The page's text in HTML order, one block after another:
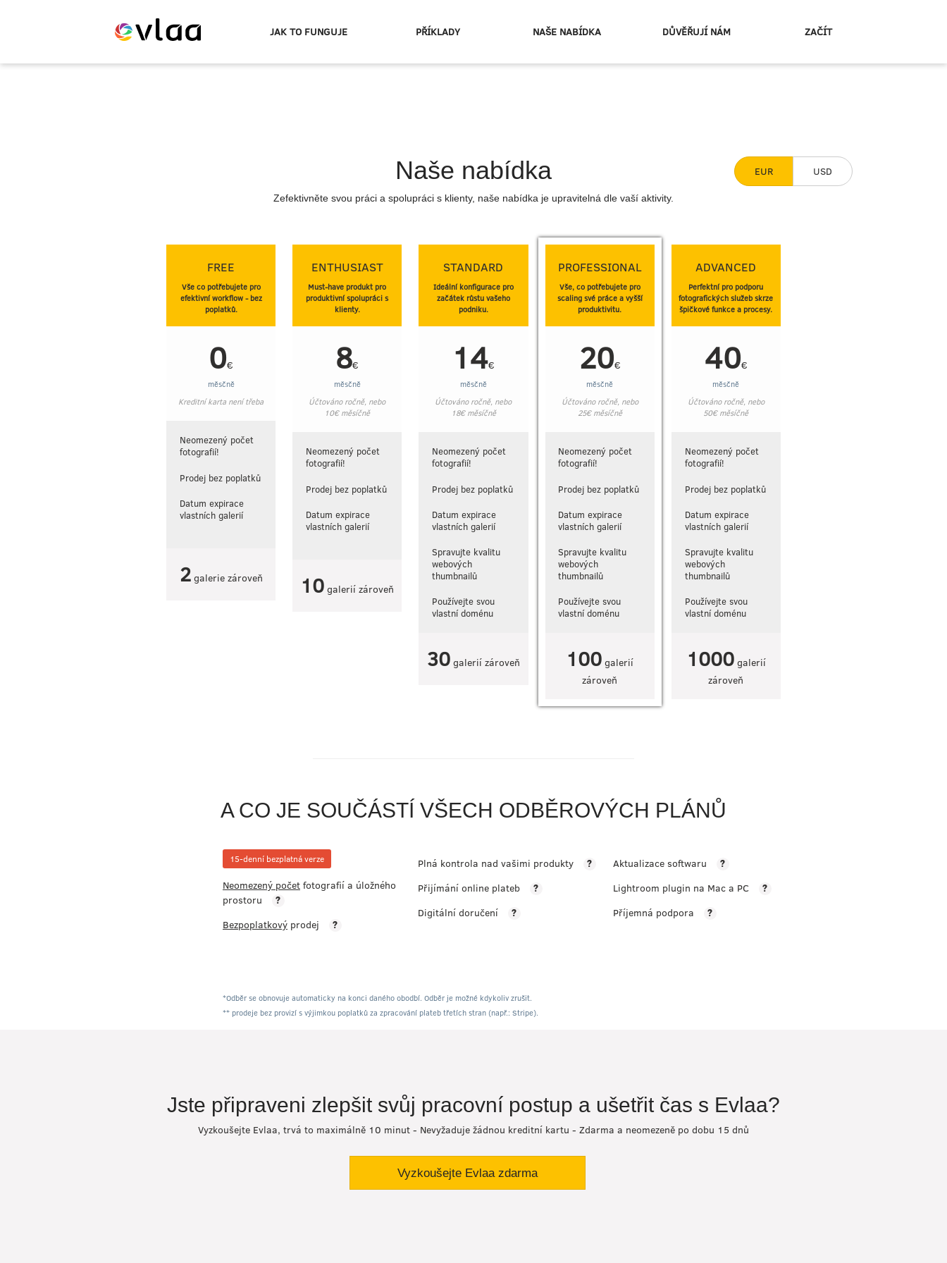
logo
JAK TO FUNGUJE PŘÍKLADY NAŠE NABÍDKA DŮVĚŘUJÍ NÁM ZAČÍT
Naše nabídka
Zefektivněte svou práci a spolupráci s klienty, naše nabídka je upravitelná dle vaší aktivity.
EUR USD
FREE
Vše co potřebujete pro
efektivní workflow - bez
poplatků.
0€
měsčně
Kreditní karta není třeba
Neomezený počet
fotografií!
Prodej bez poplatků
Datum expirace
vlastních galerií
2galerie zároveň
ENTHUSIAST
Must-have produkt pro
produktivní spolupráci s
klienty.
8€
měsčně
Účtováno ročně, nebo
10€měsíčně
Neomezený počet
fotografií!
Prodej bez poplatků
Datum expirace
vlastních galerií
10 galerií zároveň
STANDARD
Ideální konfigurace pro
začátek růstu vašeho
podniku.
14€
měsčně
Účtováno ročně, nebo
18€měsíčně
Neomezený počet
fotografií!
Prodej bez poplatků
Datum expirace
vlastních galerií
Spravujte kvalitu
webových
thumbnailů
Používejte svou
vlastní doménu
30galerií zároveň
PROFESSIONAL
Vše, co potřebujete pro
scaling své práce a vyšší
produktivitu.
20€
měsčně
Účtováno ročně, nebo
25€měsíčně
Neomezený počet
fotografií!
Prodej bez poplatků
Datum expirace
vlastních galerií
Spravujte kvalitu
webových
thumbnailů
Používejte svou
vlastní doménu
100 galerií
zároveň
ADVANCED
Perfektní pro podporu
fotografických služeb skrze
špičkové funkce a procesy.
40€
měsčně
Účtováno ročně, nebo
50€měsíčně
Neomezený počet
fotografií!
Prodej bez poplatků
Datum expirace
vlastních galerií
Spravujte kvalitu
webových
thumbnailů
Používejte svou
vlastní doménu
1000galerií
zároveň
A CO JE SOUČÁSTÍ VŠECH ODBĚROVÝCH PLÁNŮ
15-denní bezplatná verze
Neomezený počet fotografií a úložného
prostoru
?
Bezpoplatkový prodej ?
Plná kontrola nad vašimi produkty ?
Přijímání online plateb ?
Digitální doručení ?
Aktualizace softwaru ?
Lightroom plugin na Mac a PC ?
Příjemná podpora ?
*Odběr se obnovuje automaticky na konci daného obodbí. Odběr je možné kdykoliv zrušit.
** prodeje bez provizí s výjimkou poplatků za zpracování plateb třetích stran (např.: Stripe).
Jste připraveni zlepšit svůj pracovní postup a ušetřit čas s Evlaa?
Vyzkoušejte Evlaa, trvá to maximálně 10 minut - Nevyžaduje žádnou kreditní kartu - Zdarma a neomezeně po dobu 15 dnů
Vyzkoušejte Evlaa zdarma